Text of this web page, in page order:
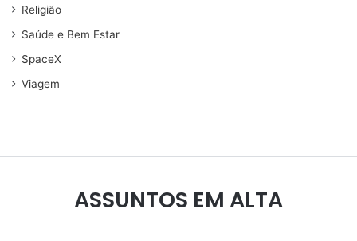
Religião
Saúde e Bem Estar
SpaceX
Viagem
ASSUNTOS EM ALTA